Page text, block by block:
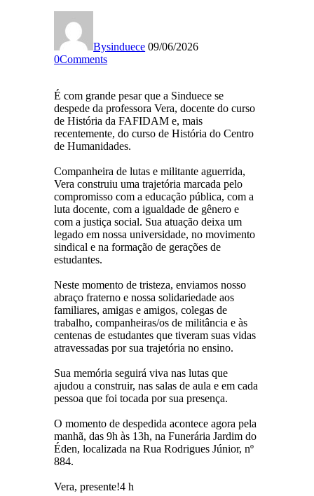
Bysinduece 09/06/2026
0Comments
É com grande pesar que a Sinduece se
despede da professora Vera, docente do curso
de História da FAFIDAM e, mais
recentemente, do curso de História do Centro
de Humanidades.
Companheira de lutas e militante aguerrida,
Vera construiu uma trajetória marcada pelo
compromisso com a educação pública, com a
luta docente, com a igualdade de gênero e
com a justiça social. Sua atuação deixa um
legado em nossa universidade, no movimento
sindical e na formação de gerações de
estudantes.
Neste momento de tristeza, enviamos nosso
abraço fraterno e nossa solidariedade aos
familiares, amigas e amigos, colegas de
trabalho, companheiras/os de militância e às
centenas de estudantes que tiveram suas vidas
atravessadas por sua trajetória no ensino.
Sua memória seguirá viva nas lutas que
ajudou a construir, nas salas de aula e em cada
pessoa que foi tocada por sua presença.
O momento de despedida acontece agora pela
manhã, das 9h às 13h, na Funerária Jardim do
Éden, localizada na Rua Rodrigues Júnior, nº
884.
Vera, presente!4 h